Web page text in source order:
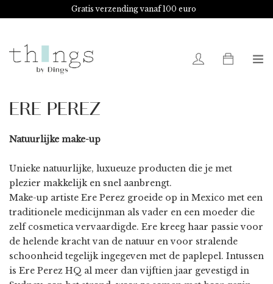
Gratis verzending vanaf 100 euro
ERE PEREZ
Natuurlijke make-up
Unieke natuurlijke, luxueuze producten die je met
plezier makkelijk en snel aanbrengt.
Make-up artiste Ere Perez groeide op in Mexico met een
traditionele medicijnman als vader en een moeder die
zelf cosmetica vervaardigde. Ere kreeg haar passie voor
de helende kracht van de natuur en voor stralende
schoonheid tegelijk ingegeven met de paplepel. Intussen
is Ere Perez HQ al meer dan vijftien jaar gevestigd in